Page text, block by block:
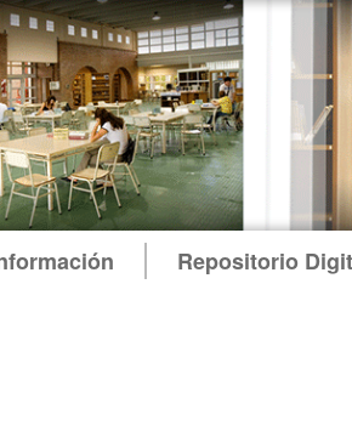
Repositorio